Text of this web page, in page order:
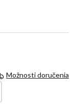
Možnosti doručenia